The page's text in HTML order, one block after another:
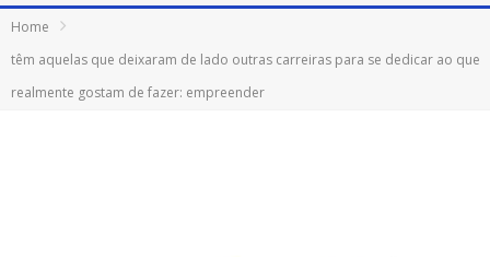
Home
têm aquelas que deixaram de lado outras carreiras para se dedicar ao que
realmente gostam de fazer: empreender